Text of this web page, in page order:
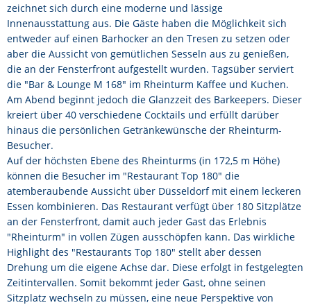
zeichnet sich durch eine moderne und lässige
Innenausstattung aus. Die Gäste haben die Möglichkeit sich
entweder auf einen Barhocker an den Tresen zu setzen oder
aber die Aussicht von gemütlichen Sesseln aus zu genießen,
die an der Fensterfront aufgestellt wurden. Tagsüber serviert
die ″Bar & Lounge M 168″ im Rheinturm Kaffee und Kuchen.
Am Abend beginnt jedoch die Glanzzeit des Barkeepers. Dieser
kreiert über 40 verschiedene Cocktails und erfüllt darüber
hinaus die persönlichen Getränkewünsche der Rheinturm-
Besucher.
Auf der höchsten Ebene des Rheinturms (in 172,5 m Höhe)
können die Besucher im ″Restaurant Top 180″ die
atemberaubende Aussicht über Düsseldorf mit einem leckeren
Essen kombinieren. Das Restaurant verfügt über 180 Sitzplätze
an der Fensterfront, damit auch jeder Gast das Erlebnis
″Rheinturm″ in vollen Zügen ausschöpfen kann. Das wirkliche
Highlight des ″Restaurants Top 180″ stellt aber dessen
Drehung um die eigene Achse dar. Diese erfolgt in festgelegten
Zeitintervallen. Somit bekommt jeder Gast, ohne seinen
Sitzplatz wechseln zu müssen, eine neue Perspektive von